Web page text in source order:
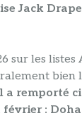
Jack
sur les listes
bien
a remporté
: Doha